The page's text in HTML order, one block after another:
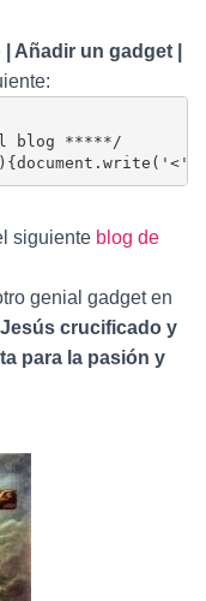
| Añadir un gadget |
blog *****/
siguiente blog de
genial gadget en
crucificado y
para la pasión y